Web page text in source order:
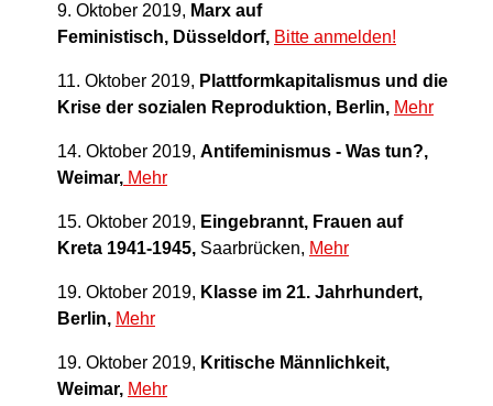
9. Oktober 2019, Marx auf
Feministisch, Düsseldorf, Bitte anmelden!
11. Oktober 2019, Plattformkapitalismus und die
Krise der sozialen Reproduktion, Berlin, Mehr
14. Oktober 2019, Antifeminismus - Was tun?,
Weimar, Mehr
15. Oktober 2019, Eingebrannt, Frauen auf
Kreta 1941-1945, Saarbrücken, Mehr
19. Oktober 2019, Klasse im 21. Jahrhundert,
Berlin, Mehr
19. Oktober 2019, Kritische Männlichkeit,
Weimar, Mehr